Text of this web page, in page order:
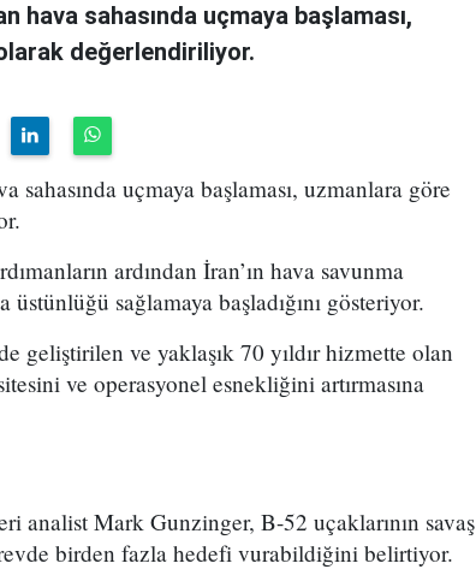
hava sahasında uçmaya başlaması,
değerlendiriliyor.
sahasında uçmaya başlaması, uzmanlara göre
ardından İran’ın hava savunma
sağlamaya başladığını gösteriyor.
geliştirilen ve yaklaşık 70 yıldır hizmette olan
ve operasyonel esnekliğini artırmasına
analist Mark Gunzinger, B-52 uçaklarının savaş
birden fazla hedefi vurabildiğini belirtiyor.